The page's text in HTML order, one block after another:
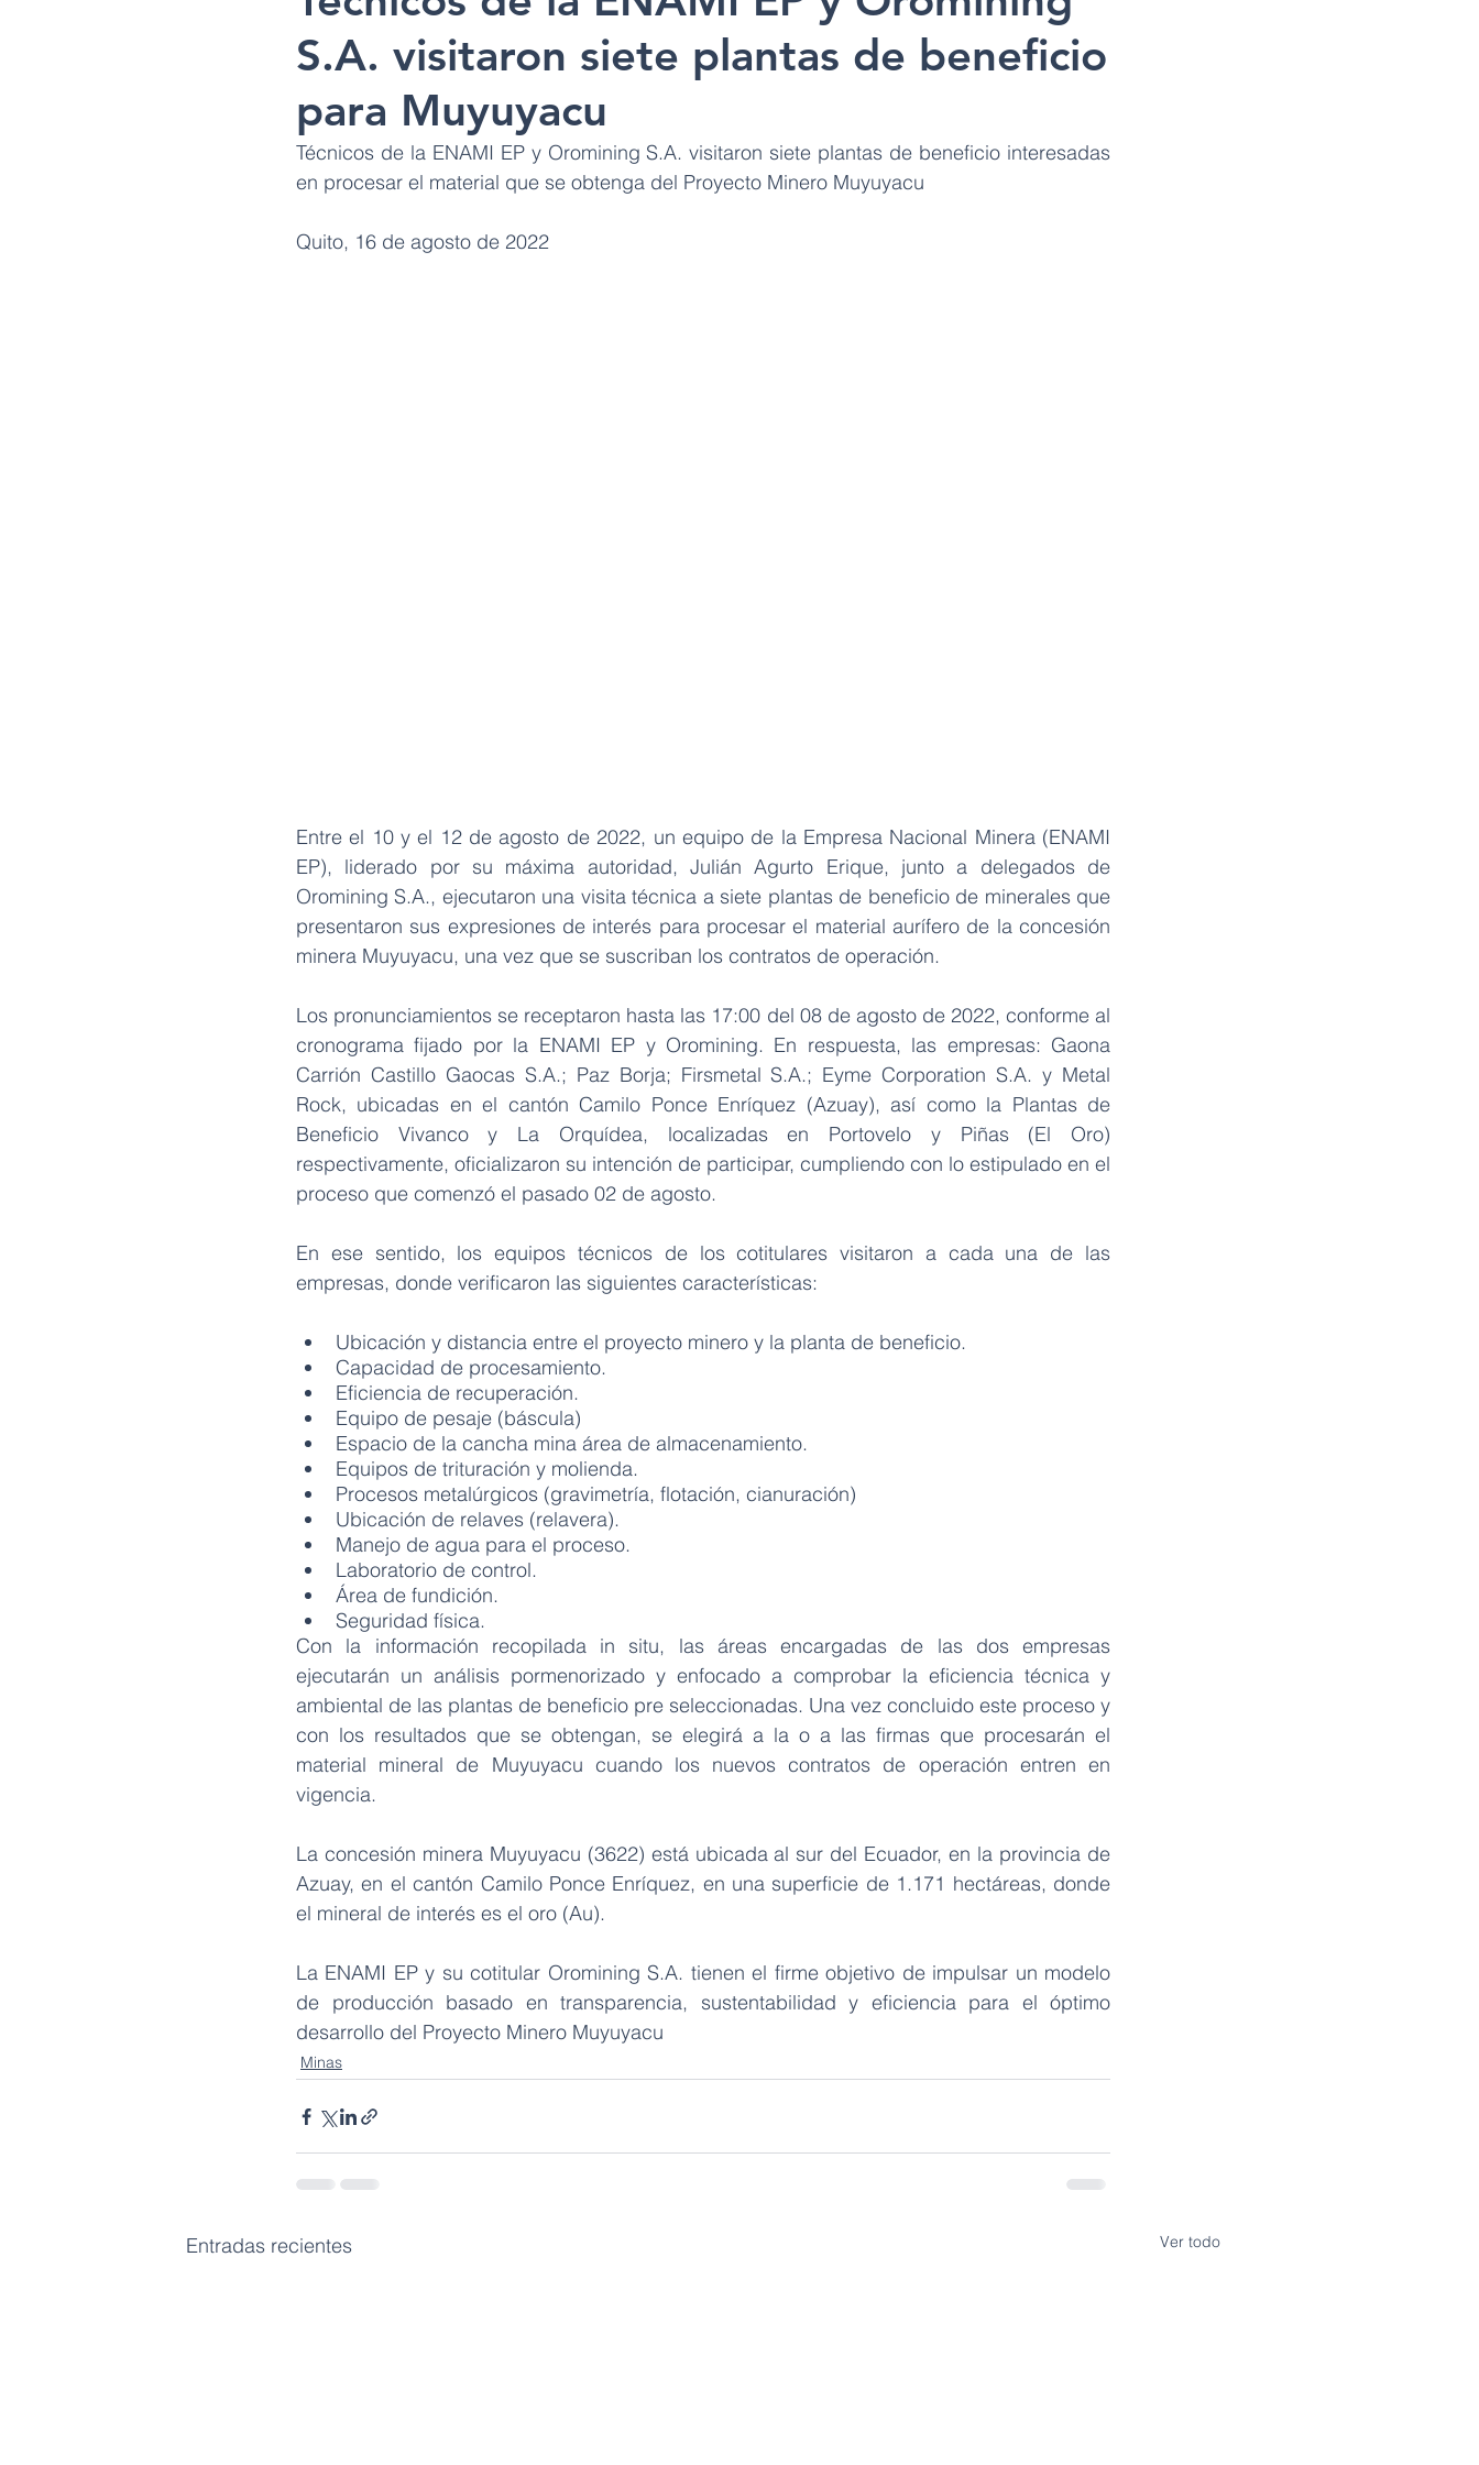
S.A. visitaron siete plantas de beneficio
para Muyuyacu
Técnicos de la ENAMI EP y Oromining S.A. visitaron siete plantas de beneficio interesadas
en procesar el material que se obtenga del Proyecto Minero Muyuyacu
Quito, 16 de agosto de 2022
Entre el 10 y el 12 de agosto de 2022, un equipo de la Empresa Nacional Minera (ENAMI
EP), liderado por su máxima autoridad, Julián Agurto Erique, junto a delegados de
Oromining S.A., ejecutaron una visita técnica a siete plantas de beneficio de minerales que
presentaron sus expresiones de interés para procesar el material aurífero de la concesión
minera Muyuyacu, una vez que se suscriban los contratos de operación.
Los pronunciamientos se receptaron hasta las 17:00 del 08 de agosto de 2022, conforme al
cronograma fijado por la ENAMI EP y Oromining. En respuesta, las empresas: Gaona
Carrión Castillo Gaocas S.A.; Paz Borja; Firsmetal S.A.; Eyme Corporation S.A. y Metal
Rock, ubicadas en el cantón Camilo Ponce Enríquez (Azuay), así como la Plantas de
Beneficio Vivanco y La Orquídea, localizadas en Portovelo y Piñas (El Oro)
respectivamente, oficializaron su intención de participar, cumpliendo con lo estipulado en el
proceso que comenzó el pasado 02 de agosto.
En ese sentido, los equipos técnicos de los cotitulares visitaron a cada una de las
empresas, donde verificaron las siguientes características:
Ubicación y distancia entre el proyecto minero y la planta de beneficio.
Capacidad de procesamiento.
Eficiencia de recuperación.
Equipo de pesaje (báscula)
Espacio de la cancha mina área de almacenamiento.
Equipos de trituración y molienda.
Procesos metalúrgicos (gravimetría, flotación, cianuración)
Ubicación de relaves (relavera).
Manejo de agua para el proceso.
Laboratorio de control.
Área de fundición.
Seguridad física.
Con la información recopilada in situ, las áreas encargadas de las dos empresas
ejecutarán un análisis pormenorizado y enfocado a comprobar la eficiencia técnica y
ambiental de las plantas de beneficio pre seleccionadas. Una vez concluido este proceso y
con los resultados que se obtengan, se elegirá a la o a las firmas que procesarán el
material mineral de Muyuyacu cuando los nuevos contratos de operación entren en
vigencia.
La concesión minera Muyuyacu (3622) está ubicada al sur del Ecuador, en la provincia de
Azuay, en el cantón Camilo Ponce Enríquez, en una superficie de 1.171 hectáreas, donde
el mineral de interés es el oro (Au).
La ENAMI EP y su cotitular Oromining S.A. tienen el firme objetivo de impulsar un modelo
de producción basado en transparencia, sustentabilidad y eficiencia para el óptimo
desarrollo del Proyecto Minero Muyuyacu
Minas
Entradas recientes Ver todo